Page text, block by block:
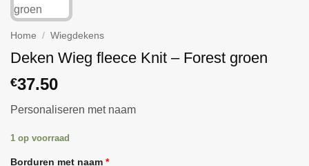
Home / Wiegdekens
Deken Wieg fleece Knit – Forest groen
€37.50
Personaliseren met naam
1 op voorraad
Borduren met naam *